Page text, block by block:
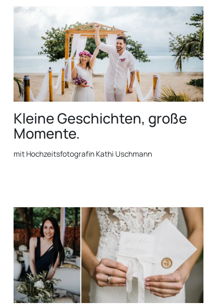
Kleine Geschichten, große
Momente.
mit Hochzeitsfotografin Kathi Uschmann